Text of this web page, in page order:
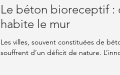
Le béton bioreceptif :
habite le mur
Les villes, souvent constituées de
souffrent d’un déficit de nature.